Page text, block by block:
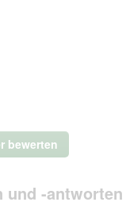
bewerten
und -antworten